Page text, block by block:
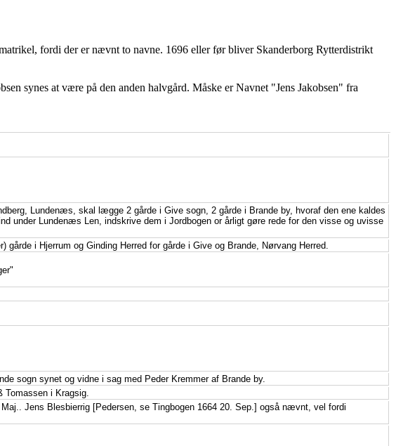
fordi der er nævnt to navne. 1696 eller før bliver Skanderborg Rytterdistrikt
synes at være på den anden halvgård. Måske er Navnet "Jens Jakobsen" fra
Lundenæs, skal lægge 2 gårde i Give sogn, 2 gårde i Brande by, hvoraf den ene kaldes
under Lundenæs Len, indskrive dem i Jordbogen or årligt gøre rede for den visse og uvisse
i Hjerrum og Ginding Herred for gårde i Give og Brande, Nørvang Herred.
sogn synet og vidne i sag med Peder Kremmer af Brande by.
Tomassen i Kragsig.
Jens Blesbierrig [Pedersen, se Tingbogen 1664 20. Sep.] også nævnt, vel fordi